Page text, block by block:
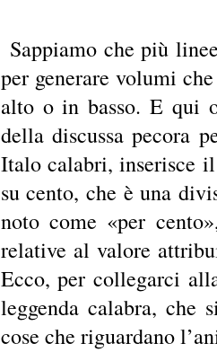
Sappiamo che più
per generare volumi
alto o in basso. E qui
della discussa pecora
Italo calabri, inserisce il
su cento, che è una
noto come «per
relative al valore
Ecco, per collegarci
leggenda calabra, che
cose che riguardano